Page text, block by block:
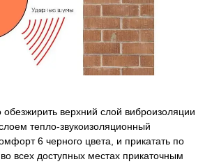
верхний слой виброизоляции
тепло-звукоизоляционный
6 черного цвета, и прикатать по
всех доступных местах прикаточным